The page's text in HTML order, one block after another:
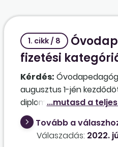
1. cikk / 8
fizetési
Kérdés:
augusztus 1-jén
diploma megszerzése:
besorolásakor
mezőgazdasági
VII. 1. – 1989. XII. 31.),
Tovább a
Válaszadás: 2022.